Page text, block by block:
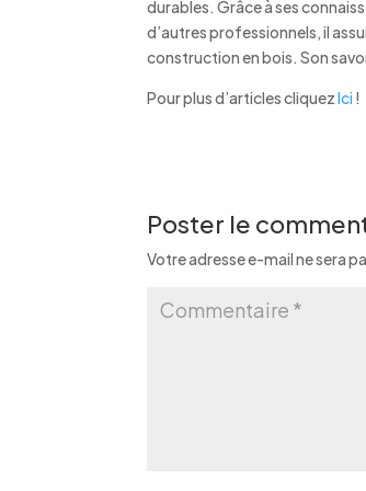
durables. Grâce à ses
d’autres professionnels, il
construction en bois. Son
Pour plus d’articles cliquezIci !
Poster le
Votre adresse e-mail ne sera